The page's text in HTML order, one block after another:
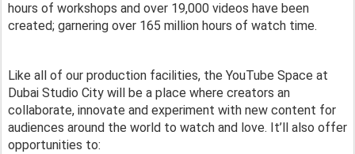
hours of workshops and over 19,000 videos have been
created; garnering over 165 million hours of watch time.
Like all of our production facilities, the YouTube Space at
Dubai Studio City will be a place where creators an
collaborate, innovate and experiment with new content for
audiences around the world to watch and love. It’ll also offer
opportunities to: